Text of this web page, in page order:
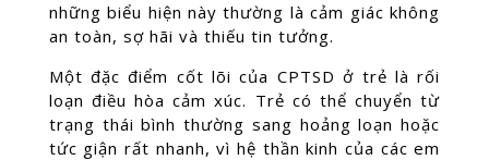
những biểu hiện này thường là cảm giác không
an toàn, sợ hãi và thiếu tin tưởng.
Một đặc điểm cốt lõi của CPTSD ở trẻ là rối
loạn điều hòa cảm xúc. Trẻ có thể chuyển từ
trạng thái bình thường sang hoảng loạn hoặc
tức giận rất nhanh, vì hệ thần kinh của các em